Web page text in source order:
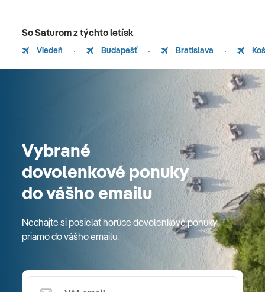
So Saturom z týchto letísk
Viedeň Budapešť Bratislava
Vybrané
dovolenkové ponuky
do vášho emailu
Nechajte si posielať horúce dovolenkové ponuky
priamo do vášho emailu.